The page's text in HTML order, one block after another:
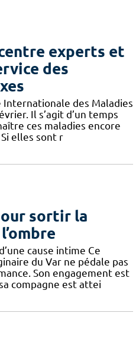
experts et
des
Internationale des Maladies
Il s’agit d’un temps
ces maladies encore
elles sont r
sortir la
cause intime Ce
du Var ne pédale pas
Son engagement est
compagne est attei